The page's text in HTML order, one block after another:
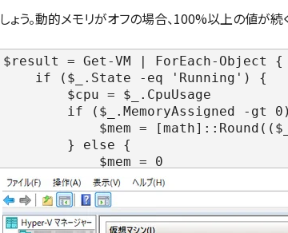
しょう。動的メモリがオフの場合、100%以上の値が
$result = Get-VM | ForEach-Object {
if ($_.State -eq 'Running') {
$cpu = $_.CpuUsage
if ($_.MemoryAssigned -gt
$mem =
} else {
$mem = 0
}
[PSCustomObject]@{
VMName = $_.Name
CPUCount =